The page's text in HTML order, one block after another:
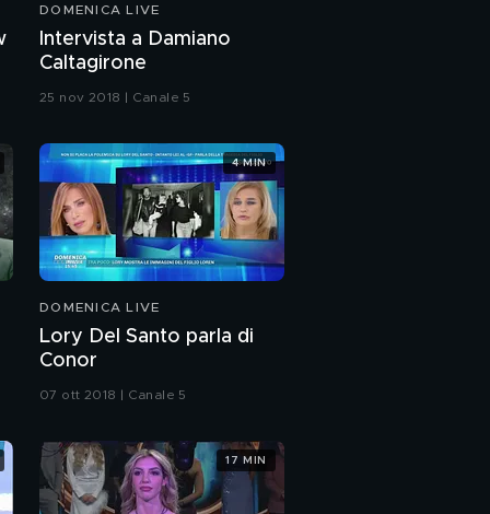
Da favola a incubo
Edoardo Bennato
Mamma Adele
"Ciao fratellone"
DOMENICA LIVE
Intervista a Damiano
Caltagirone
25 nov 2018 | Canale 5
DOMENICA LIVE
Lory Del Santo parla di
Conor
07 ott 2018 | Canale 5
4 MIN
17 MIN